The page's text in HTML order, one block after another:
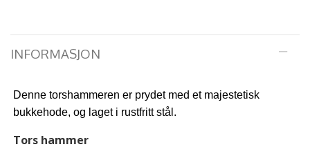
INFORMASJON
Denne torshammeren er prydet med et majestetisk
bukkehode, og laget i rustfritt stål.
Tors hammer